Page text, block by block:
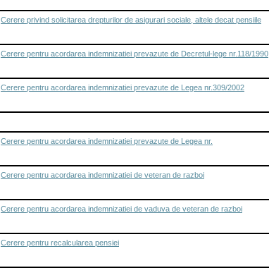
Cerere privind solicitarea drepturilor de asigurari sociale, altele decat pensiile
Cerere pentru acordarea indemnizatiei prevazute de Decretul-lege nr.118/1990
Cerere pentru acordarea indemnizatiei prevazute de Legea nr.309/2002
Cerere pentru acordarea indemnizatiei prevazute de Legea nr.
Cerere pentru acordarea indemnizatiei de veteran de razboi
Cerere pentru acordarea indemnizatiei de vaduva de veteran de razboi
Cerere pentru recalcularea pensiei